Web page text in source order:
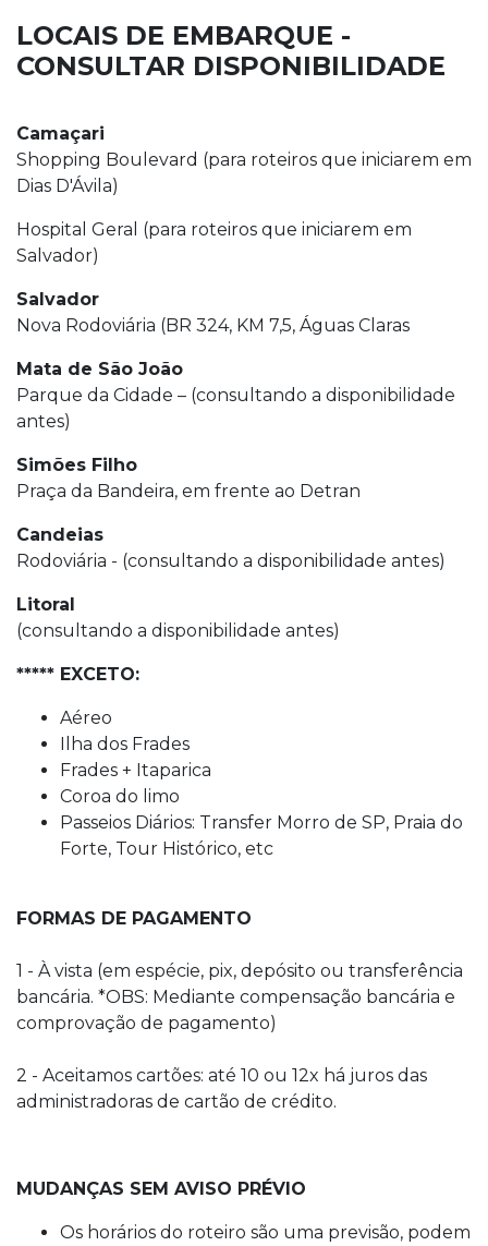
LOCAIS DE EMBARQUE -
CONSULTAR DISPONIBILIDADE
Camaçari
Shopping Boulevard (para roteiros que iniciarem em
Dias D'Ávila)
Hospital Geral (para roteiros que iniciarem em
Salvador)
Salvador
Nova Rodoviária (BR 324, KM 7,5, Águas Claras
Mata de São João
Parque da Cidade – (consultando a disponibilidade
antes)
Simões Filho
Praça da Bandeira, em frente ao Detran
Candeias
Rodoviária - (consultando a disponibilidade antes)
Litoral
(consultando a disponibilidade antes)
***** EXCETO:
Aéreo
Ilha dos Frades
Frades + Itaparica
Coroa do limo
Passeios Diários: Transfer Morro de SP, Praia do
Forte, Tour Histórico, etc
FORMAS DE PAGAMENTO
1 - À vista (em espécie, pix, depósito ou transferência
bancária. *OBS: Mediante compensação bancária e
comprovação de pagamento)
2 - Aceitamos cartões: até 10 ou 12x há juros das
administradoras de cartão de crédito.
MUDANÇAS SEM AVISO PRÉVIO
Os horários do roteiro são uma previsão, podem